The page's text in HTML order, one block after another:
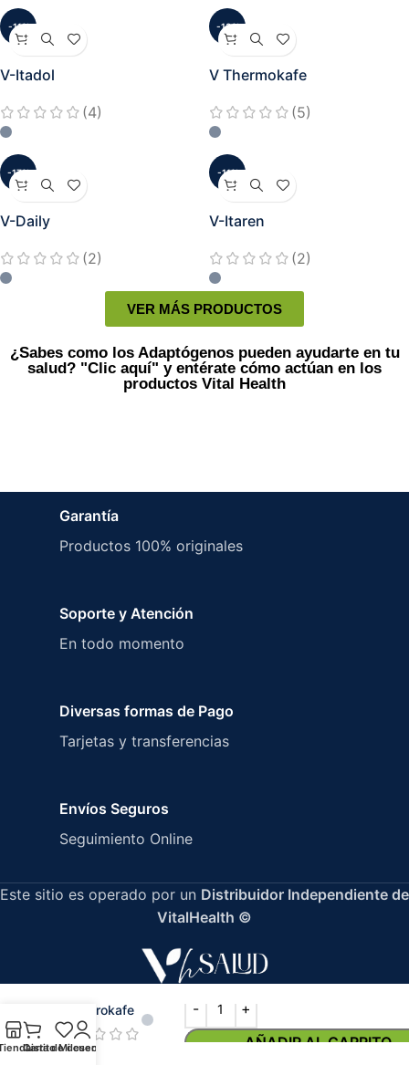
-11%
V-Itadol
(4)
-13%
V Thermokafe
(5)
-17%
V-Daily
(2)
-11%
V-Itaren
(2)
VER MÁS PRODUCTOS
¿Sabes como los Adaptógenos pueden ayudarte en tu
salud? "Clic aquí" y entérate cómo actúan en los
productos Vital Health
Garantía
Productos 100% originales
Soporte y Atención
En todo momento
Diversas formas de Pago
Tarjetas y transferencias
Envíos Seguros
Seguimiento Online
Este sitio es operado por un Distribuidor Independiente de
VitalHealth ©
V Neurokafe
AÑADIR AL CARRITO
Carrito
Lista de deseos
Mi cuenta